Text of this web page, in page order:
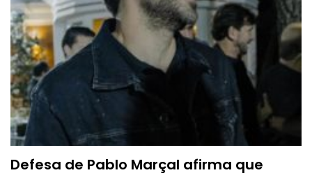
Defesa de Pablo Marçal afirma que